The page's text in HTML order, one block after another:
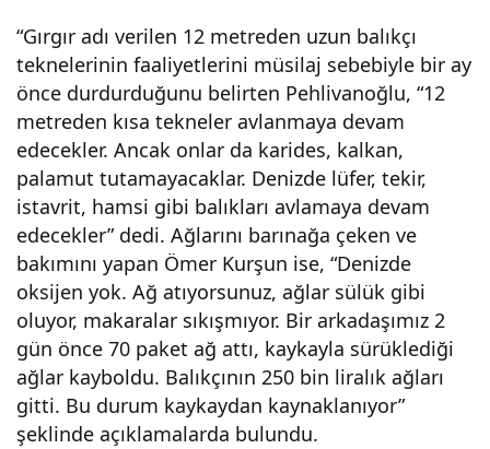
“Gırgır adı verilen 12 metreden uzun balıkçı
teknelerinin faaliyetlerini müsilaj sebebiyle bir ay
önce durdurduğunu belirten Pehlivanoğlu, “12
metreden kısa tekneler avlanmaya devam
edecekler. Ancak onlar da karides, kalkan,
palamut tutamayacaklar. Denizde lüfer, tekir,
istavrit, hamsi gibi balıkları avlamaya devam
edecekler” dedi. Ağlarını barınağa çeken ve
bakımını yapan Ömer Kurşun ise, “Denizde
oksijen yok. Ağ atıyorsunuz, ağlar sülük gibi
oluyor, makaralar sıkışmıyor. Bir arkadaşımız 2
gün önce 70 paket ağ attı, kaykayla sürüklediği
ağlar kayboldu. Balıkçının 250 bin liralık ağları
gitti. Bu durum kaykaydan kaynaklanıyor”
şeklinde açıklamalarda bulundu.
av
sez
onu
nu
kap
attı